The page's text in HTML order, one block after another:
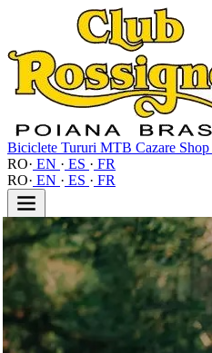
Biciclete Tururi MTB Cazare Shop
RO· EN · ES · FR
RO· EN · ES · FR